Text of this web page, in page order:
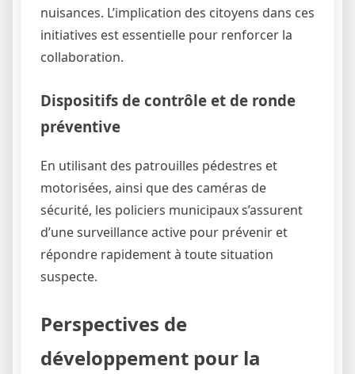
nuisances. L’implication des citoyens dans ces
initiatives est essentielle pour renforcer la
collaboration.
Dispositifs de contrôle et de ronde
préventive
En utilisant des patrouilles pédestres et
motorisées, ainsi que des caméras de
sécurité, les policiers municipaux s’assurent
d’une surveillance active pour prévenir et
répondre rapidement à toute situation
suspecte.
Perspectives de
développement pour la